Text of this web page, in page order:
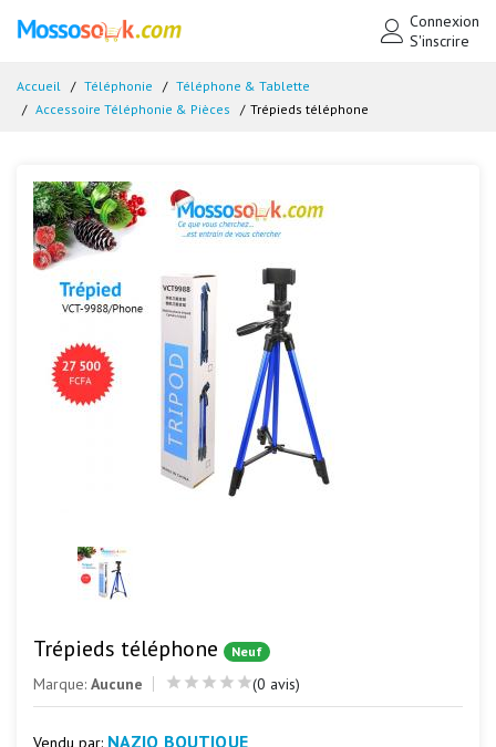
Connexion
S'inscrire
Accueil Téléphonie
Téléphone & Tablette
Accessoire Téléphonie & Pièces
Trépieds téléphone
Trépieds téléphone Neuf
Marque: Aucune (0 avis)
Vendu par: NAZIQ BOUTIQUE